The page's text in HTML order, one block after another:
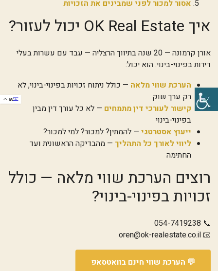
אסור למכור לפני שמבינים את הזכויות
איך OK Real Estate יכול לעזור?
אורן קרמונה — 20 שנה בתיווך הרצליה — עבד עם עשרות בעלי
דירות בפינוי-בינוי. הוא יכול:
הערכת שווי מלאה — כולל ניתוח זכויות בפינוי-בינוי, לא
רק ערך שוק
קישור לעורכי דין מתמחים — לא כל עורך דין מבין
בפינוי-בינוי
ייעוץ אסטרטגי — להמתין? למכור? למי למכור?
ליווי לאורך כל התהליך — מהבדיקה הראשונית ועד
החתימה
רוצים הערכת שווי מלאה — כולל
זכויות בפינוי-בינוי?
📞
054-7419238
📧
oren@ok-realestate.co.il
💬 הערכת שווי חינם בוואטסאפ
IW